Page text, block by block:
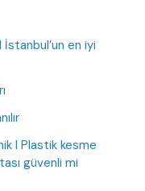
en iyi
I Plastik kesme
güvenli mi